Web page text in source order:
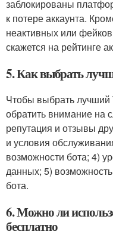
заблокированы
к потере аккаунта.
неактивных или
скажется на рейтинге
5. Как выбрать
Чтобы выбрать лучший
обратить внимание на
репутация и отзывы
и условия
возможности бота; 4)
данных; 5)
бота.
6. Можно ли
бесплатно